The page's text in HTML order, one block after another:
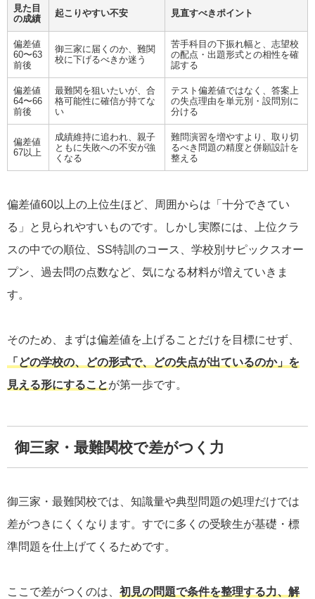
見た目
の成績
起こりやすい不安 見直すべきポイント
偏差値
60〜63
前後
御三家に届くのか、難関
校に下げるべきか迷う
苦手科目の下振れ幅と、志望校
の配点・出題形式との相性を確
認する
偏差値
64〜66
前後
最難関を狙いたいが、合
格可能性に確信が持てな
い
テスト偏差値ではなく、答案上
の失点理由を単元別・設問別に
分ける
偏差値
67以上
成績維持に追われ、親子
ともに失敗への不安が強
くなる
難問演習を増やすより、取り切
るべき問題の精度と併願設計を
整える
偏差値60以上の上位生ほど、周囲からは「十分できてい
る」と見られやすいものです。しかし実際には、上位クラ
スの中での順位、SS特訓のコース、学校別サピックスオー
プン、過去問の点数など、気になる材料が増えていきま
す。
そのため、まずは偏差値を上げることだけを目標にせず、
「どの学校の、どの形式で、どの失点が出ているのか」を
見える形にすることが第一歩です。
御三家・最難関校で差がつく力
御三家・最難関校では、知識量や典型問題の処理だけでは
差がつきにくくなります。すでに多くの受験生が基礎・標
準問題を仕上げてくるためです。
ここで差がつくのは、 初見の問題で条件を整理する力、解